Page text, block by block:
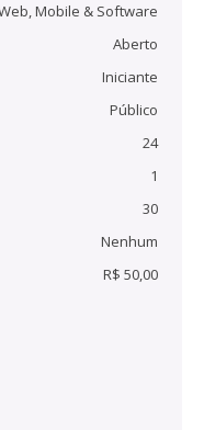
Mobile & Software
Aberto
Iniciante
Público
24
1
30
Nenhum
R$ 50,00